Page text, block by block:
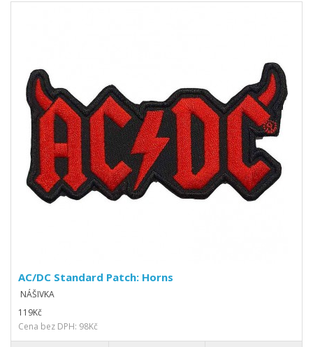
AC/DC Standard Patch: Horns
NÁŠIVKA
119Kč
Cena bez DPH: 98Kč